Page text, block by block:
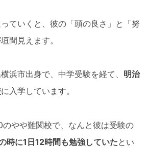
ていくと、彼の「頭の良さ」と「努
間見えます。
浜市出身で、中学受験を経て、 明治
に入学しています。
やや難関校で、なんと彼は受験の
時に1日12時間も勉強していたとい